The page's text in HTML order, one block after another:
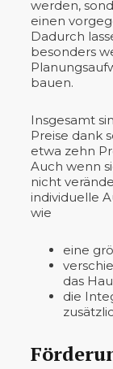
werden,
einen
Dadurch
besonders
bauen.
Insgesamt
Preise dank
etwa zehn
Auch wenn
nicht
individuelle
wie
eine
das
die